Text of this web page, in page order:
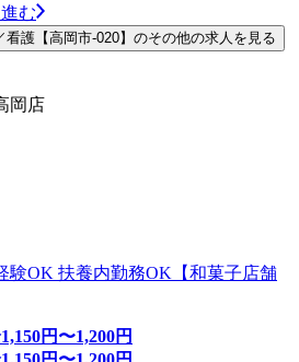
む
護【高岡市-020】のその他の求人を見る
岡店
験OK 扶養内勤務OK【和菓子店舗
1,150円〜1,200円